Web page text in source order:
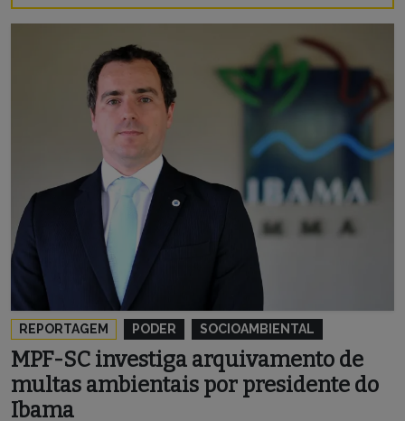
REPORTAGEM PODER SOCIOAMBIENTAL
MPF-SC investiga arquivamento de
multas ambientais por presidente do
Ibama